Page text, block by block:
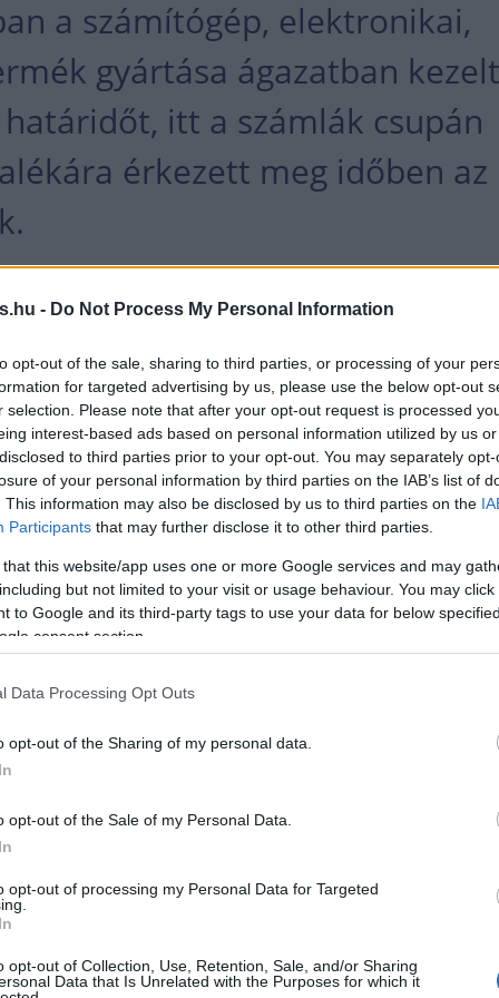
- Do Not Process My Personal Information
opt-out of the sale, sharing to third parties, or processing of your
for targeted advertising by us, please use the below opt-out
selection. Please note that after your opt-out request is processed
interest-based ads based on personal information utilized by us
to third parties prior to your opt-out. You may separately
of your personal information by third parties on the IAB’s list of
This information may also be disclosed by us to third parties on the
Participants that may further disclose it to other third parties.
that this website/app uses one or more Google services and may
but not limited to your visit or usage behaviour. You may
to Google and its third-party tags to use your data for below
consent section.
Data Processing Opt Outs
opt-out of the Sharing of my personal data.
opt-out of the Sale of my Personal Data.
opt-out of processing my Personal Data for Targeted
opt-out of Collection, Use, Retention, Sale, and/or Sharing
Data that Is Unrelated with the Purposes for which it
a számítógép, elektronikai,
gyártása ágazatban
itt a számlák csupán
érkezett meg időben az
fizető ágazat továbbra is - a bútorgyártást
az átlagos fizetési határidő a humán-
az egyéb szolgáltatás, illetve a művészet,
volt a legrövidebb, 13-13 nap. A
és a kiskereskedelem területén rendezték a
csak 11 napos átlagos késést regisztrált
a leggyorsabban, 27 nap alatt az egyéb
jutottak a szállítók.
Tolna megyében fizettek, ahol a számlák 89
érkezett be határidőre, de úgy tűnik,
késett, mert itt volt a legmagasabb: 18 nap az
több megyében is megegyezett az
fizetési határidő is, ami 2020 negyedik
Budapesten, Pest megyében, Baranyában,